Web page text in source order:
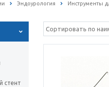
Эндоурология Инструменты
стент